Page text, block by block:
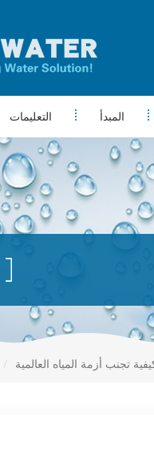
التعليمات المبدأ
/ تجنب أزمة المياه العالمية